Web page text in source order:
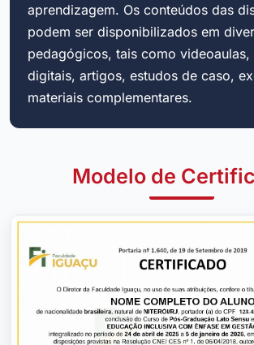
aprendizagem. Os conteúdos das
podem ser disponibilizados em
pedagógicos, tais como videoaulas,
digitais, artigos, estudos de caso,
materiais complementares.
Modelo de